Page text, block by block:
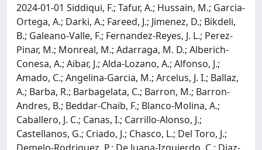
2024-01-01 Siddiqui, F.; Tafur, A.; Hussain, M.; Garcia-
Ortega, A.; Darki, A.; Fareed, J.; Jimenez, D.; Bikdeli,
B.; Galeano-Valle, F.; Fernandez-Reyes, J. L.; Perez-
Pinar, M.; Monreal, M.; Adarraga, M. D.; Alberich-
Conesa, A.; Aibar, J.; Alda-Lozano, A.; Alfonso, J.;
Amado, C.; Angelina-Garcia, M.; Arcelus, J. I.; Ballaz,
A.; Barba, R.; Barbagelata, C.; Barron, M.; Barron-
Andres, B.; Beddar-Chaib, F.; Blanco-Molina, A.;
Caballero, J. C.; Canas, I.; Carrillo-Alonso, J.;
Castellanos, G.; Criado, J.; Chasco, L.; Del Toro, J.;